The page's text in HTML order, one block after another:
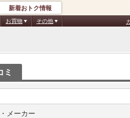
新着おトク情報
お買物 その他
ミ
メーカー